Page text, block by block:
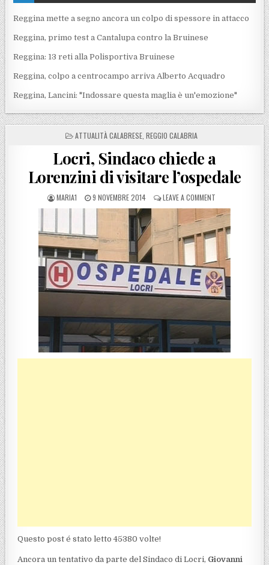
Reggina mette a segno ancora un colpo di spessore in attacco
Reggina, primo test a Cantalupa contro la Bruinese
Reggina: 13 reti alla Polisportiva Bruinese
Reggina, colpo a centrocampo arriva Alberto Acquadro
Reggina, Lancini: "Indossare questa maglia è un'emozione"
POSTED IN
ATTUALITÀ CALABRESE REGGIO CALABRIA
Locri, Sindaco chiede a
Lorenzini di visitare l’ospedale
POSTED BY
MARIA1 POSTED ON
9 NOVEMBRE 2014 LEAVE A COMMENT ON LOCRI,
Questo post é stato letto 45380 volte!
Ancora un tentativo da parte del Sindaco di Locri, Giovanni